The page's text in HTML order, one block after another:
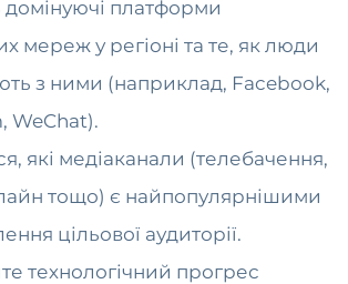
домінуючі платформи
мереж у регіоні та те, як люди
з ними (наприклад, Facebook,
WeChat).
які медіаканали (телебачення,
тощо) є найпопулярнішими
цільової аудиторії.
технологічний прогрес